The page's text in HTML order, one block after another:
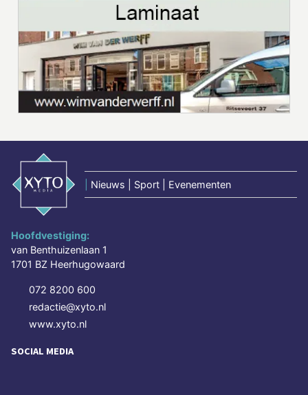
Nieuws | Sport | Evenementen
Hoofdvestiging:
van Benthuizenlaan 1
1701 BZ Heerhugowaard
072 8200 600
redactie@xyto.nl
www.xyto.nl
SOCIAL MEDIA